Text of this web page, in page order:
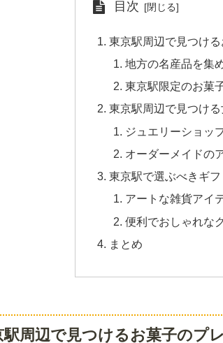
目次
東京駅周辺で見つけ
地方の名産品を集
東京駅限定のお菓
東京駅周辺で見つけ
ジュエリーショッ
オーダーメイドの
東京駅で選ぶべきギ
アートな雑貨アイ
便利でおしゃれな
まとめ
駅周辺で見つけるお菓子のプ